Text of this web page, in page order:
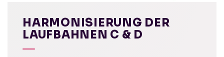
HARMONISIERUNG DER
LAUFBAHNEN C & D